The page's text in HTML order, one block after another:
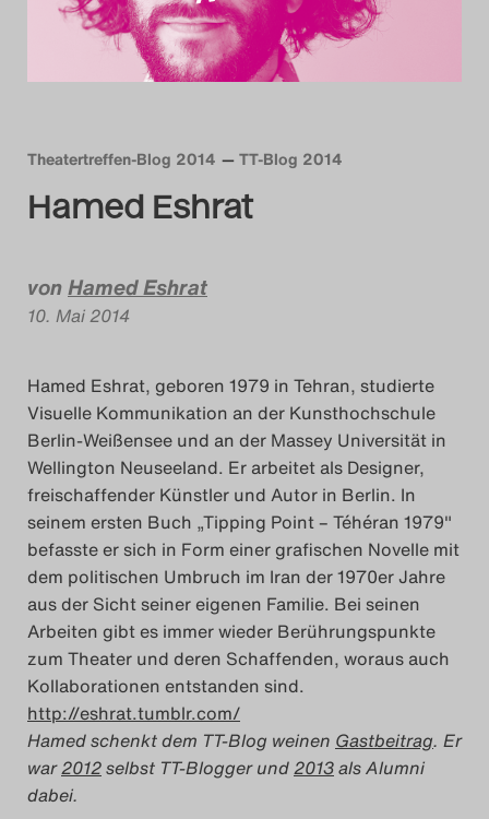
Das Theatertreffen-Blog
2014
Das Theatertreffen-Blog
2015
2016
2017
Das Theatertreffen-Blog
2018
Das Theatertreffen-Blog
2018 Alumni
Das Theatertreffen-Blog
2019
Das Theatertreffen-Blog
2020
Theatertreffen-Blog 2014 TT-Blog 2014
Hamed Eshrat
vonHamed Eshrat
10. Mai 2014
Hamed Eshrat, geboren 1979 in Tehran, studierte
Visuelle Kommunikation an der Kunsthochschule
Berlin-Weißensee und an der Massey Universität in
Wellington Neuseeland. Er arbeitet als Designer,
freischaffender Künstler und Autor in Berlin. In
seinem ersten Buch „Tipping Point – Téhéran 1979″
befasste er sich in Form einer grafischen Novelle mit
dem politischen Umbruch im Iran der 1970er Jahre
aus der Sicht seiner eigenen Familie. Bei seinen
Arbeiten gibt es immer wieder Berührungspunkte
zum Theater und deren Schaffenden, woraus auch
Kollaborationen entstanden sind.
http://eshrat.tumblr.com/
Hamed schenkt dem TT-Blog weinen Gastbeitrag. Er
war2012selbst TT-Blogger und2013als Alumni
dabei.